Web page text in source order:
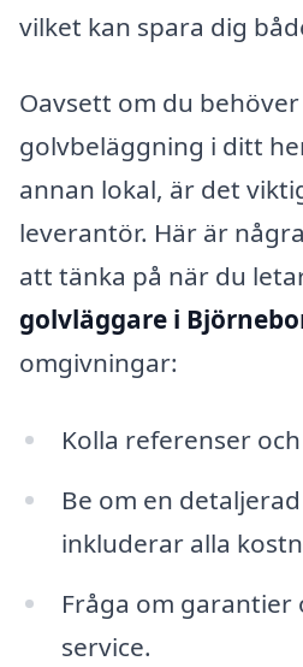
vilket kan spara dig
Oavsett om du
golvbeläggning i ditt
annan lokal, är det
leverantör. Här är
att tänka på när du
golvläggare i
omgivningar:
Kolla referenser
Be om en
inkluderar alla
Fråga om garantier
service.